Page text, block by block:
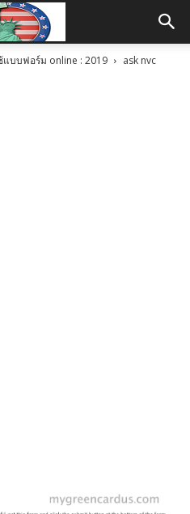
แบบฟอร์ม online : 2019 ask nvc